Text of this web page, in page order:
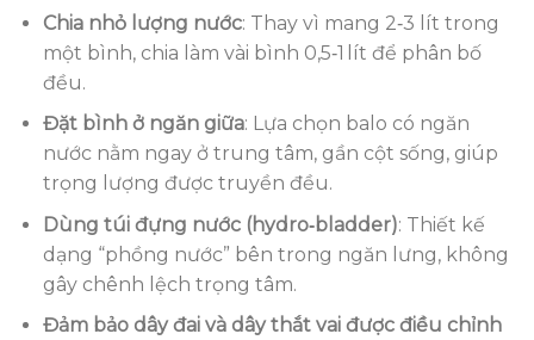
Chia nhỏ lượng nước: Thay vì mang 2‑3 lít trong
một bình, chia làm vài bình 0,5‑1 lít để phân bố
đều.
Đặt bình ở ngăn giữa: Lựa chọn balo có ngăn
nước nằm ngay ở trung tâm, gần cột sống, giúp
trọng lượng được truyền đều.
Dùng túi đựng nước (hydro‑bladder): Thiết kế
dạng “phồng nước” bên trong ngăn lưng, không
gây chênh lệch trọng tâm.
Đảm bảo dây đai và dây thắt vai được điều chỉnh